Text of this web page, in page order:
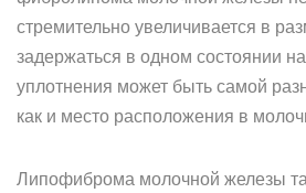
стремительно увеличивается в
задержаться в одном состоянии
уплотнения может быть самой
как и место расположения в
Липофиброма молочной железы